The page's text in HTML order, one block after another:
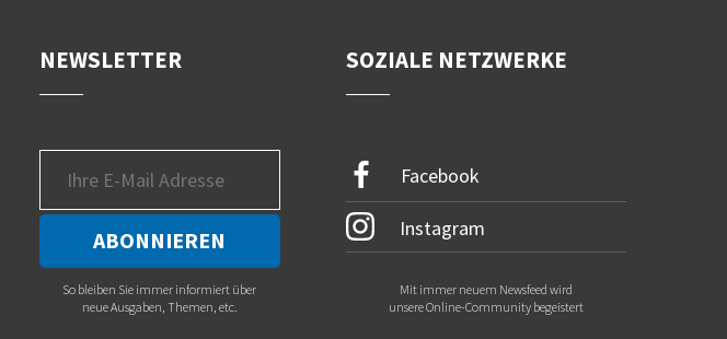
NEWSLETTER
So bleiben Sie immer informiert über
neue Ausgaben, Themen, etc.
SOZIALE NETZWERKE
Facebook
Instagram
Mit immer neuem Newsfeed wird
unsere Online-Community begeistert